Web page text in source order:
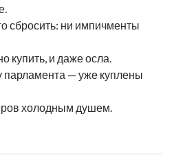
сбросить: ни импичменты
купить, и даже осла.
парламента — уже куплены
холодным душем.